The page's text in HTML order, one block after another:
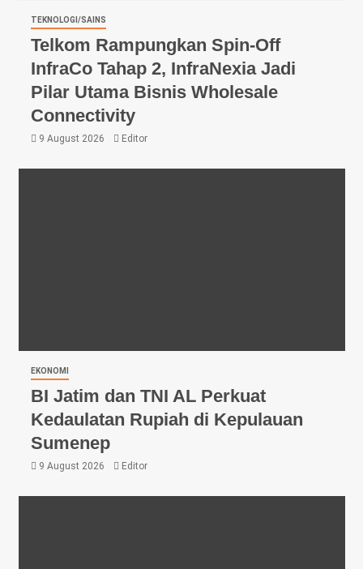
TEKNOLOGI/SAINS
Telkom Rampungkan Spin-Off
InfraCo Tahap 2, InfraNexia Jadi
Pilar Utama Bisnis Wholesale
Connectivity
9 August 2026 Editor
EKONOMI
BI Jatim dan TNI AL Perkuat
Kedaulatan Rupiah di Kepulauan
Sumenep
9 August 2026 Editor